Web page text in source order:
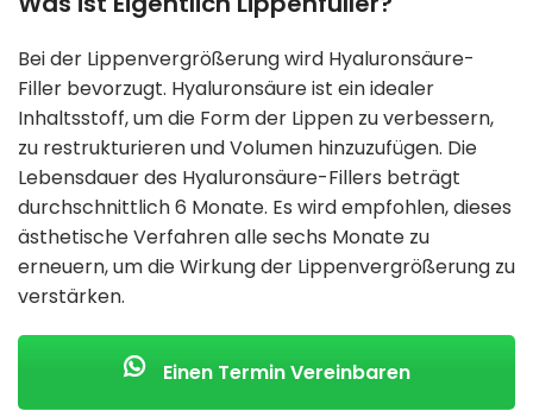
Bei der Lippenvergrößerung wird Hyaluronsäure-
Filler bevorzugt. Hyaluronsäure ist ein idealer
Inhaltsstoff, um die Form der Lippen zu verbessern,
zu restrukturieren und Volumen hinzuzufügen. Die
Lebensdauer des Hyaluronsäure-Fillers beträgt
durchschnittlich 6 Monate. Es wird empfohlen, dieses
ästhetische Verfahren alle sechs Monate zu
erneuern, um die Wirkung der Lippenvergrößerung zu
verstärken.
Einen Termin Vereinbaren